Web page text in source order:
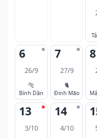
6
26/9
🐅
Bính Dần
7
27/9
🐈
Đinh Mão
8
13
3/10
14
4/10